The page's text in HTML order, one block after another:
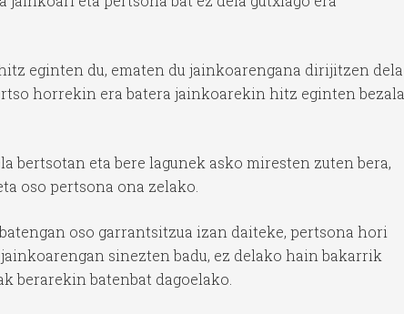
eginten du, ematen du jainkoarengana dirijitzen dela
horrekin era batera jainkoarekin hitz eginten bezala
bertsotan eta bere lagunek asko miresten zuten bera,
oso pertsona ona zelako.
oso garrantsitzua izan daiteke, pertsona hori
sinezten badu, ez delako hain bakarrik
berarekin batenbat dagoelako.